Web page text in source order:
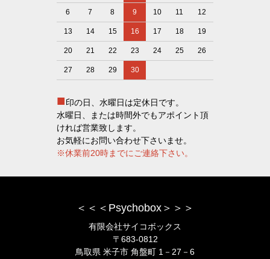
6 7 8 9 10 11 12
13 14 15 16 17 18 19
20 21 22 23 24 25 26
27 28 29 30
■印の日、水曜日は定休日です。
水曜日、または時間外でもアポイント頂
ければ営業致します。
お気軽にお問い合わせ下さいませ。
※休業前20時までにご連絡下さい。
＜＜＜Psychobox＞＞＞
有限会社サイコボックス
〒683-0812
鳥取県 米子市 角盤町 1－27－6